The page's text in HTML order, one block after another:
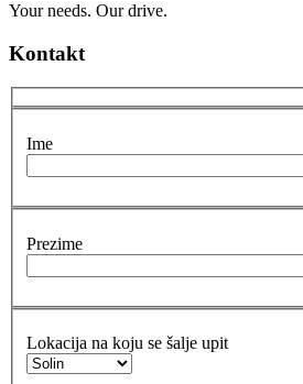
Your needs. Our drive.
Kontakt
Ime
Prezime
Lokacija na koju se šalje upit